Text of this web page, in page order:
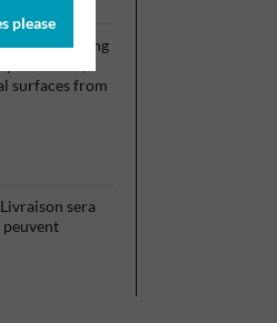
please
lanolin, serving
surfaces from
sera
peuvent